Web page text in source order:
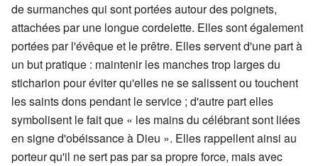
de surmanches qui sont portées autour des poignets,
attachées par une longue cordelette. Elles sont également
portées par l'évêque et le prêtre. Elles servent d'une part à
un but pratique : maintenir les manches trop larges du
sticharion pour éviter qu'elles ne se salissent ou touchent
les saints dons pendant le service ; d'autre part elles
symbolisent le fait que « les mains du célébrant sont liées
en signe d'obéissance à Dieu ». Elles rappellent ainsi au
porteur qu'il ne sert pas par sa propre force, mais avec